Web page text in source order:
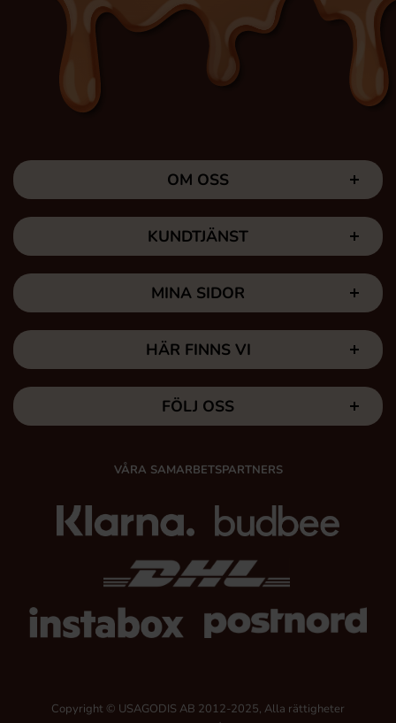
OM OSS
KUNDTJÄNST
MINA SIDOR
HÄR FINNS VI
FÖLJ OSS
VÅRA SAMARBETSPARTNERS
Copyright © USAGODIS AB 2012-2025, Alla rättigheter